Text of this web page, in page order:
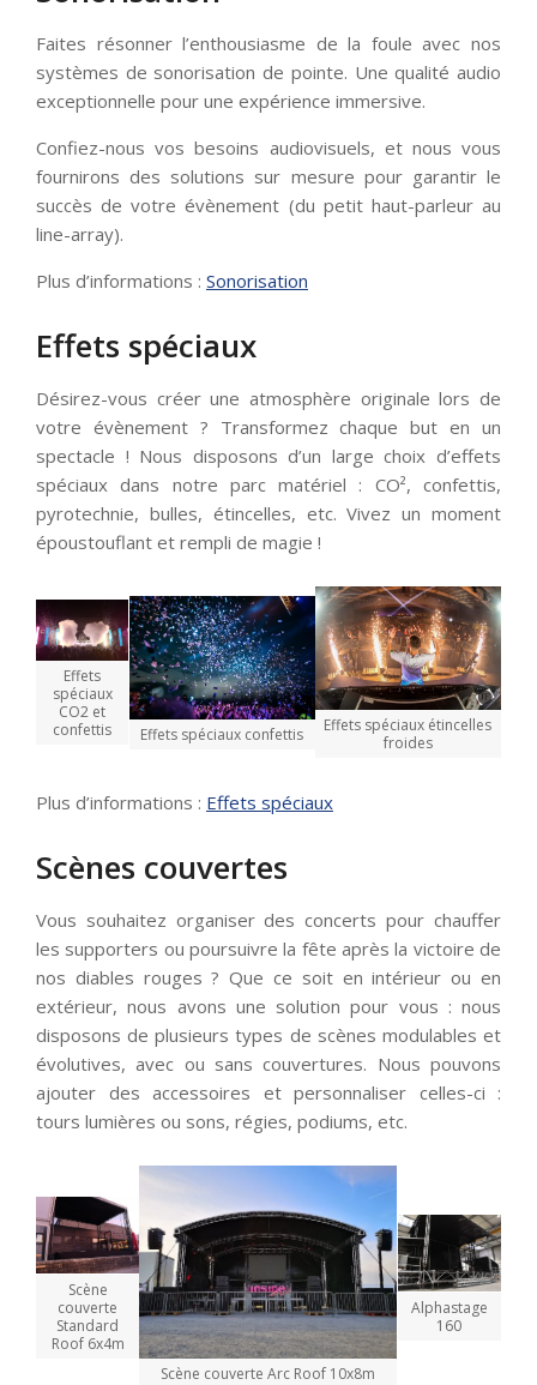
Faites résonner l’enthousiasme de la foule avec nos
systèmes de sonorisation de pointe. Une qualité audio
exceptionnelle pour une expérience immersive.
Confiez-nous vos besoins audiovisuels, et nous vous
fournirons des solutions sur mesure pour garantir le
succès de votre évènement (du petit haut-parleur au
line-array).
Plus d’informations : Sonorisation
Effets spéciaux
Désirez-vous créer une atmosphère originale lors de
votre évènement ? Transformez chaque but en un
spectacle ! Nous disposons d’un large choix d’effets
spéciaux dans notre parc matériel : CO², confettis,
pyrotechnie, bulles, étincelles, etc. Vivez un moment
époustouflant et rempli de magie !
Effets
spéciaux
CO2 et
confettis
Effets spéciaux confettis
Effets spéciaux étincelles
froides
Plus d’informations : Effets spéciaux
Scènes couvertes
Vous souhaitez organiser des concerts pour chauffer
les supporters ou poursuivre la fête après la victoire de
nos diables rouges ? Que ce soit en intérieur ou en
extérieur, nous avons une solution pour vous : nous
disposons de plusieurs types de scènes modulables et
évolutives, avec ou sans couvertures. Nous pouvons
ajouter des accessoires et personnaliser celles-ci :
tours lumières ou sons, régies, podiums, etc.
Scène
couverte
Standard
Roof 6x4m
Scène couverte Arc Roof 10x8m
Alphastage
160